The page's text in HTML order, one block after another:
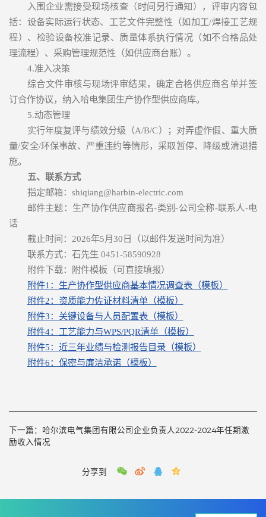
入围企业需接受现场核查（时间另行通知），评审内容包
括：设备实际运行状态、工艺文件完整性（如加工/焊接工艺规
程）、检验设备校准记录、质量体系执行情况（如不合格品处
理流程）、采购管理规范性（如供应商台账）。
4.准入决策
综合文件审核与现场评审结果，确定合格供应商名单并签
订合作协议，纳入哈电集团生产协作型供应商库。
5.动态管理
实行年度复评与绩效分级（A/B/C）；对弄虚作假、重大质
量/安全/环保事故、严重违约等情形，采取暂停、降级或清退措
施。
五、联系方式
指定邮箱：shiqiang@harbin-electric.com
邮件主题：生产协作供应商报名-类别-公司全称-联系人-电
话
截止时间：2026年5月30日（以邮件发送时间为准）
联系方式：石先生 0451-58590928
附件下载：附件模板（可直接填报）
附件1：生产协作型供应商基本情况调查表（模板）
附件2：资质能力佐证材料清单（模板）
附件3：关键设备与人员配置表（模板）
附件4：工艺能力与WPS/PQR清单（模板）
附件5：近三年业绩与检测报告目录（模板）
附件6：保密与廉洁承诺（模板）
下一篇： 哈尔滨电气集团有限公司企业负责人2022-2024年任期激
励收入情况
分享到